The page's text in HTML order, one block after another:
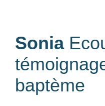
Sonia
baptème